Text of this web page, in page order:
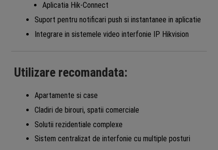
Aplicatia Hik-Connect
Suport pentru notificari push si instantanee in aplicatie
Integrare in sistemele video interfonie IP Hikvision
Utilizare recomandata:
Apartamente si case
Cladiri de birouri, spatii comerciale
Solutii rezidentiale complexe
Sistem centralizat de interfonie cu multiple posturi